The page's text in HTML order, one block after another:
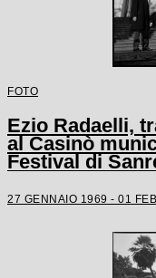
FOTO
Ezio Radaelli,
al Casinò
Festival di
27 GENNAIO 1969 - 01